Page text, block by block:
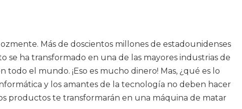
Más de doscientos millones de estadounidenses
se ha transformado en una de las mayores industrias de
el mundo. ¡Eso es mucho dinero! Mas, ¿qué es lo
y los amantes de la tecnología no deben hacer
productos te transformarán en una máquina de matar